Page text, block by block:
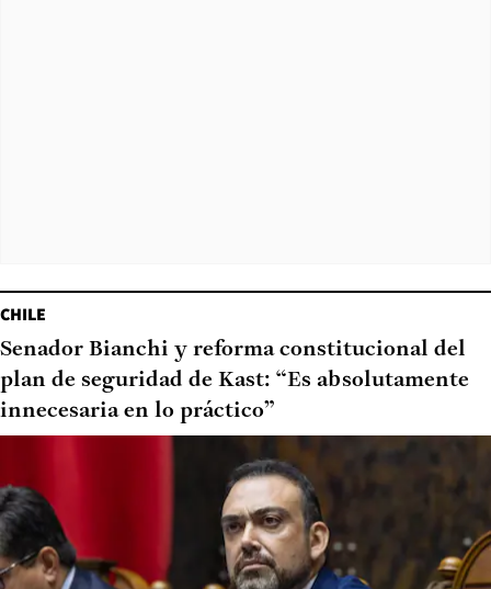
CHILE
Senador Bianchi y reforma constitucional del
plan de seguridad de Kast: “Es absolutamente
innecesaria en lo práctico”